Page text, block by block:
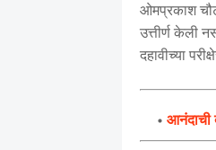
ओमप्रकाश
उत्तीर्ण केली
दहावीच्या
आनंदाची